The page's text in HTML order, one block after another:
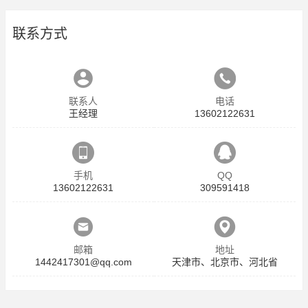
联系方式
联系人
王经理
电话
13602122631
手机
13602122631
QQ
309591418
邮箱
1442417301@qq.com
地址
天津市、北京市、河北省